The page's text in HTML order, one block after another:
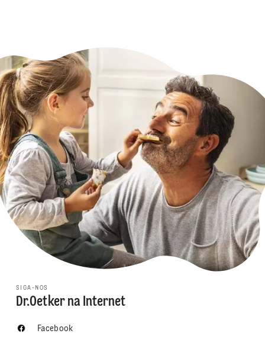
SIGA-NOS
Dr.Oetker na Internet
Facebook